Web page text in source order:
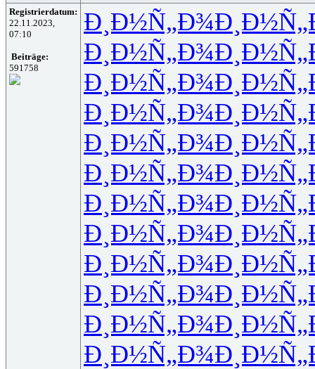
Registrierdatum:
22.11.2023,
07:10
Beiträge:
591758
Ð¸Ð½Ñ„Ð¾
Ð¸Ð½Ñ„Ð¾
Ð¸Ð½Ñ„Ð¾
Ð¸Ð½Ñ„Ð¾
Ð¸Ð½Ñ„Ð¾
Ð¸Ð½Ñ„Ð¾
Ð¸Ð½Ñ„Ð¾
Ð¸Ð½Ñ„Ð¾
Ð¸Ð½Ñ„Ð¾
Ð¸Ð½Ñ„Ð¾
Ð¸Ð½Ñ„Ð¾
Ð¸Ð½Ñ„Ð¾